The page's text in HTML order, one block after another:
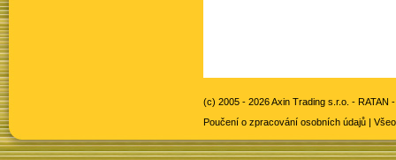
(c) 2005 - 2026 Axin Trading s.r.o. - RATAN
Poučení o zpracování osobních údajů |